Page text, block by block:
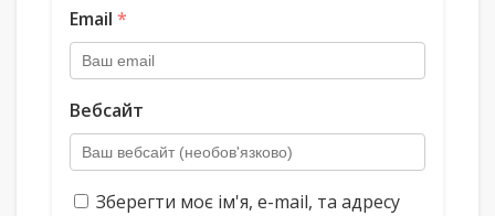
Email *
Вебсайт
Зберегти моє ім'я, e-mail, та адресу